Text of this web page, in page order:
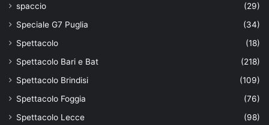
spaccio
(29)
Speciale G7 Puglia
(34)
Spettacolo
(18)
Spettacolo Bari e Bat
(218)
Spettacolo Brindisi
(109)
Spettacolo Foggia
(76)
Spettacolo Lecce
(98)